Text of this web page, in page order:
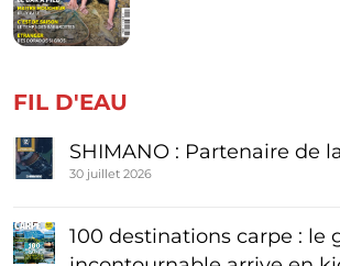
FIL D'EAU
SHIMANO : Partenaire de
30 juillet 2026
100 destinations carpe : le